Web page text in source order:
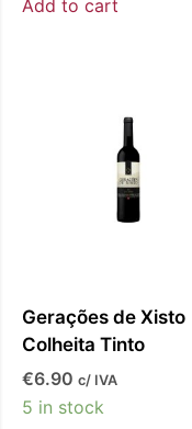
Add to cart
Gerações de Xisto
Colheita Tinto
€6.90 c/ IVA
5 in stock